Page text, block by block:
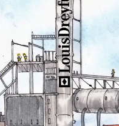
Sociedad
Tecnología
Turismo
Salud
Es viral